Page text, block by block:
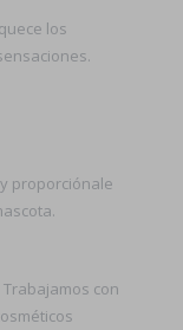
los
proporciónale
con